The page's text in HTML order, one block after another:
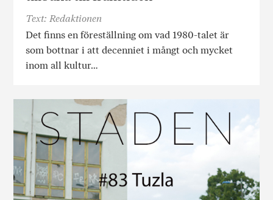
Text: Redaktionen
Det finns en föreställning om vad 1980-talet är
som bottnar i att decenniet i mångt och mycket
inom all kultur…